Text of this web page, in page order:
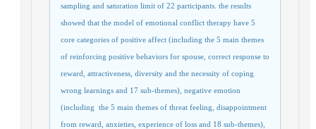
sampling and saturation limit of 22 participants. the results
showed that the model of emotional conflict therapy have 5
core categories of positive affect (including the 5 main themes
of reinforcing positive behaviors for spouse, correct response to
reward, attractiveness, diversity and the necessity of coping
wrong learnings and 17 sub-themes), negative emotion
(including
the 5 main themes of threat feeling, disappointment
from reward, anxieties, experience of loss and 18 sub-themes),